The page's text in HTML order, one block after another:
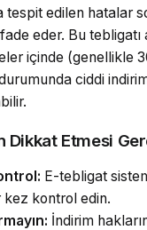
tespit edilen hatalar
eder. Bu tebligatı
içinde (genellikle
ciddi
Dikkat Etmesi
E-tebligat
kez kontrol edin.
İndirim